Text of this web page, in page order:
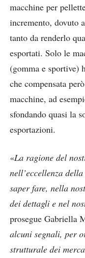
macchine per
incremento, dovuto
tanto da renderlo
esportati. Solo le
(gomma e sportive)
che compensata
macchine, ad
sfondando quasi la
esportazioni.
«La ragione del
nell’eccellenza
saper fare, nella
dei dettagli e nel
prosegue Gabriella
alcuni segnali, per
strutturale dei